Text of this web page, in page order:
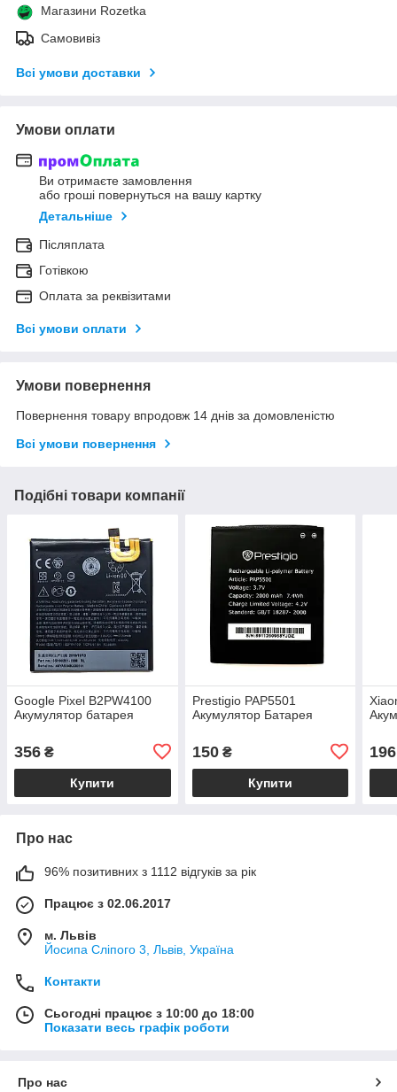
Магазини Rozetka
Самовивіз
Всі умови доставки
Умови оплати
Ви отримаєте замовлення
або гроші повернуться на вашу картку
Детальніше
Післяплата
Готівкою
Оплата за реквізитами
Всі умови оплати
Умови повернення
Повернення товару впродовж 14 днів за домовленістю
Всі умови повернення
Подібні товари компанії
Google Pixel B2PW4100
Акумулятор батарея
356 ₴
Купити
Prestigio PAP5501
Акумулятор Батарея
150₴
Купити
196
Про нас
96% позитивних з 1112 відгуків за рік
Працює з 02.06.2017
м. Львів
Йосипа Сліпого 3, Львів, Україна
Контакти
Сьогодні працює з 10:00 до 18:00
Показати весь графік роботи
Про нас